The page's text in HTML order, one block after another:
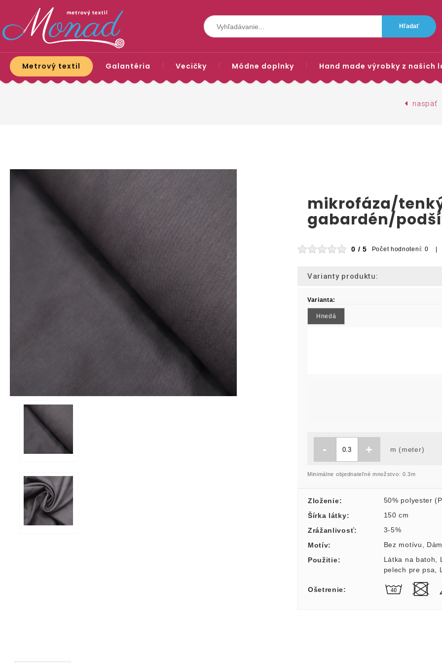
Metrový textil Galantéria Vecičky Módne doplnky Hand made výrobky z našich
naspäť
mikrofáza/
gabardén/
0 / 5 Počet hodnotení: 0 |
Varianty produktu:
Varianta:
Hnedá
- + m (meter)
Minimálne objednateľné množstvo: 0.3m
Zloženie:
50% polyester
Šírka látky:
150 cm
Zrážanlivosť:
3-5%
Motív: Bez motívu
Použitie: Látka na batoh
pelech pre psa
Ošetrenie: